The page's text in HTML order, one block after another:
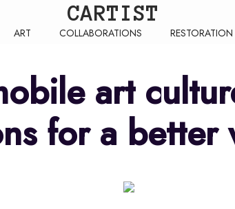
CARTIST
ART COLLABORATIONS RESTORATION
art
for a better